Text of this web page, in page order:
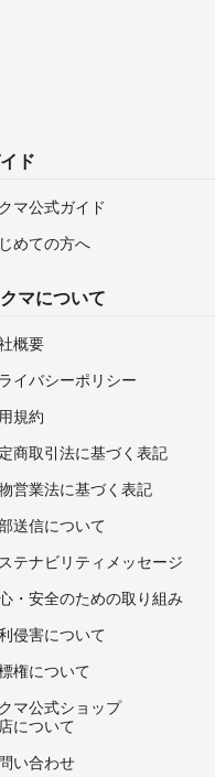
ド
マ公式ガイド
めての方へ
マについて
概要
イバシーポリシー
規約
商取引法に基づく表記
営業法に基づく表記
送信について
テナビリティメッセージ
・安全のための取り組み
侵害について
権について
マ公式ショップ
について
い合わせ